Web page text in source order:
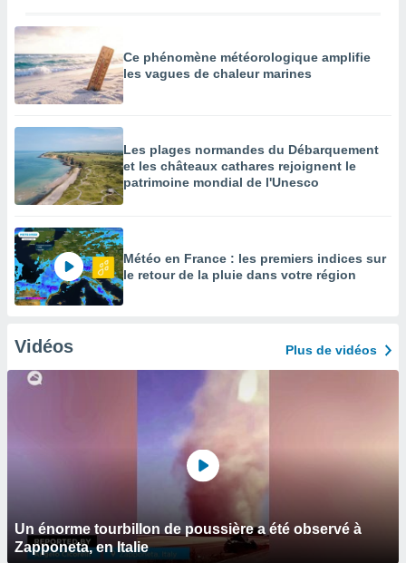
Ce phénomène météorologique amplifie
les vagues de chaleur marines
Les plages normandes du Débarquement
et les châteaux cathares rejoignent le
patrimoine mondial de l'Unesco
Météo en France : les premiers indices sur
le retour de la pluie dans votre région
Vidéos Plus de vidéos
Un énorme tourbillon de poussière a été observé à
Zapponeta, en Italie